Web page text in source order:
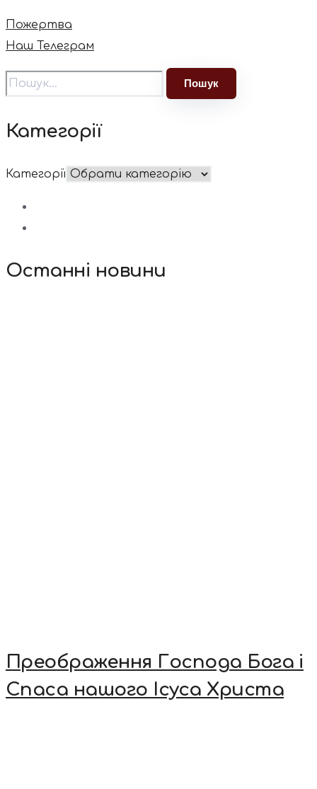
Пожертва
Наш Телеграм
Категорії
Категорії
Останні новини
Преображення Господа Бога і
Спаса нашого Ісуса Христа